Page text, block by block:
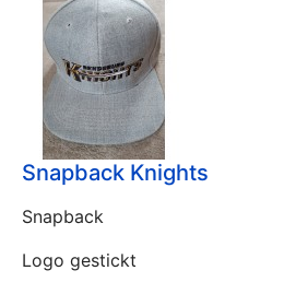
Snapback Knights
Snapback
Logo gestickt